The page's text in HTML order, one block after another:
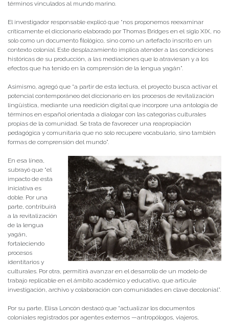
términos vinculados al mundo marino.
El investigador responsable explicó que “nos proponemos reexaminar
críticamente el diccionario elaborado por Thomas Bridges en el siglo XIX, no
solo como un documento filológico, sino como un artefacto inscrito en un
contexto colonial. Este desplazamiento implica atender a las condiciones
históricas de su producción, a las mediaciones que lo atraviesan y a los
efectos que ha tenido en la comprensión de la lengua yagán”.
Asimismo, agregó que “a partir de esta lectura, el proyecto busca activar el
potencial contemporáneo del diccionario en los procesos de revitalización
lingüística, mediante una reedición digital que incorpore una antología de
términos en español orientada a dialogar con las categorías culturales
propias de la comunidad. Se trata de favorecer una reapropiación
pedagógica y comunitaria que no solo recupere vocabulario, sino también
formas de comprensión del mundo”.
En esa línea,
subrayó que “el
impacto de esta
iniciativa es
doble. Por una
parte, contribuirá
a la revitalización
de la lengua
yagán,
fortaleciendo
procesos
identitarios y
culturales. Por otra, permitirá avanzar en el desarrollo de un modelo de
trabajo replicable en el ámbito académico y educativo, que articule
investigación, archivo y colaboración con comunidades en clave decolonial”.
Por su parte, Elisa Loncón destacó que “actualizar los documentos
coloniales registrados por agentes externos —antropólogos, viajeros,